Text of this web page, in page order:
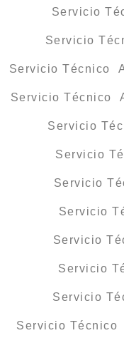
Servicio
Servicio
Servicio Técnico
Servicio Técnico
Servicio
Servicio
Servicio
Servicio
Servicio
Servicio
Servicio
Servicio Técnico